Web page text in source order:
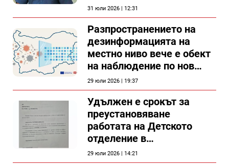
31 юли 2026 | 12:31
Разпространението на
дезинформацията на
местно ниво вече е обект
на наблюдение по нов
проект
29 юли 2026 | 19:37
Удължен е срокът за
преустановяване
работата на Детското
отделение в
силистренската болница
29 юли 2026 | 14:21